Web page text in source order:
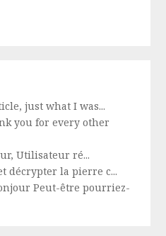
just what I was...
you for every other
Utilisateur ré...
décrypter la pierre c...
Peut-être pourriez-